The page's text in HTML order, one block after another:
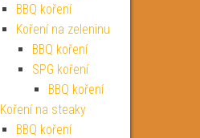
BBQ koření
Koření na zeleninu
BBQ koření
SPG koření
BBQ koření
Koření na steaky
BBQ koření